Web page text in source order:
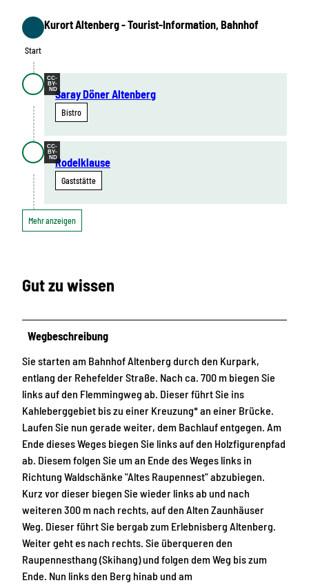
Start
Start
Kurort Altenberg - Tourist-Information, Bahnhof
CC-
BY-
NDSaray Döner Altenberg
Bistro
CC-
BY-
NDRodelklause
Gaststätte
Mehr anzeigen
Gut zu wissen
Wegbeschreibung
Sie starten am Bahnhof Altenberg durch den Kurpark,
entlang der Rehefelder Straße. Nach ca. 700 m biegen Sie
links auf den Flemmingweg ab. Dieser führt Sie ins
Kahleberggebiet bis zu einer Kreuzung* an einer Brücke.
Laufen Sie nun gerade weiter, dem Bachlauf entgegen. Am
Ende dieses Weges biegen Sie links auf den Holzfigurenpfad
ab. Diesem folgen Sie um an Ende des Weges links in
Richtung Waldschänke "Altes Raupennest" abzubiegen.
Kurz vor dieser biegen Sie wieder links ab und nach
weiteren 300 m nach rechts, auf den Alten Zaunhäuser
Weg. Dieser führt Sie bergab zum Erlebnisberg Altenberg.
Weiter geht es nach rechts. Sie überqueren den
Raupennesthang (Skihang) und folgen dem Weg bis zum
Ende. Nun links den Berg hinab und am